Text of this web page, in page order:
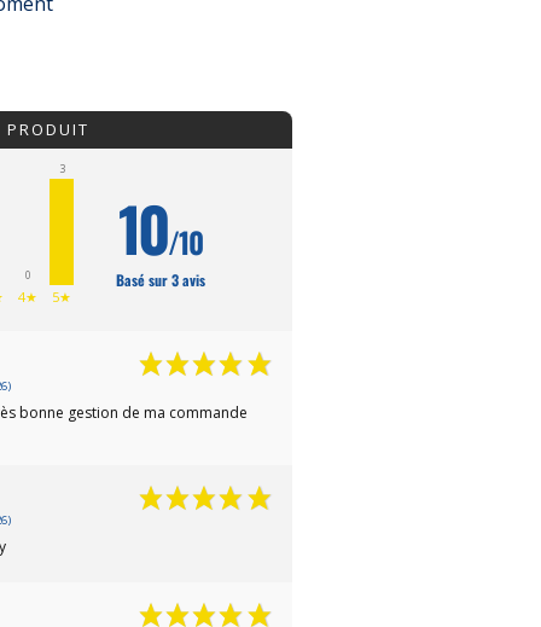
0
4★
3
5★
10/10
Basé sur 3 avis
bonne gestion de ma commande